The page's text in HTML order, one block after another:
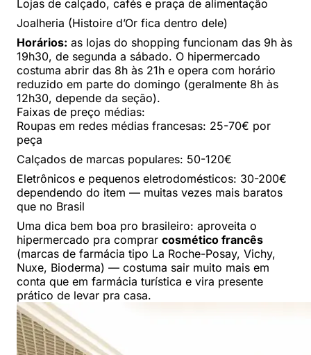
Lojas de calçado, cafés e praça de alimentação
Joalheria (Histoire d’Or fica dentro dele)
Horários: as lojas do shopping funcionam das 9h às
19h30, de segunda a sábado. O hipermercado
costuma abrir das 8h às 21h e opera com horário
reduzido em parte do domingo (geralmente 8h às
12h30, depende da seção).
Faixas de preço médias:
Roupas em redes médias francesas: 25-70€ por
peça
Calçados de marcas populares: 50-120€
Eletrônicos e pequenos eletrodomésticos: 30-200€
dependendo do item — muitas vezes mais baratos
que no Brasil
Uma dica bem boa pro brasileiro: aproveita o
hipermercado pra comprar cosmético francês
(marcas de farmácia tipo La Roche-Posay, Vichy,
Nuxe, Bioderma) — costuma sair muito mais em
conta que em farmácia turística e vira presente
prático de levar pra casa.